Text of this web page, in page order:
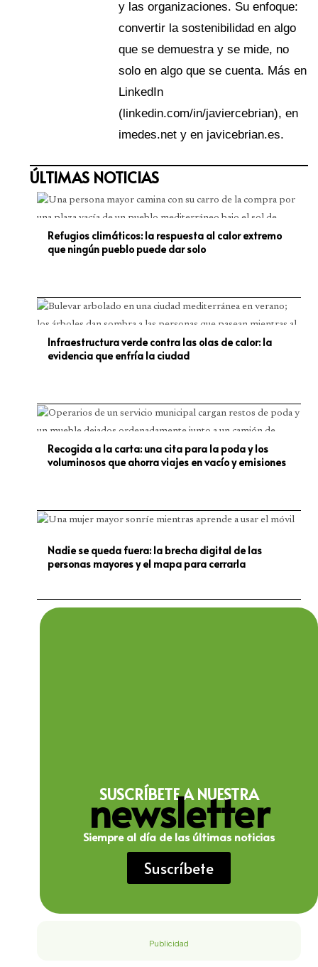
y las organizaciones. Su enfoque:
convertir la sostenibilidad en algo
que se demuestra y se mide, no
solo en algo que se cuenta. Más en
LinkedIn
(linkedin.com/in/javiercebrian), en
imedes.net y en javicebrian.es.
ÚLTIMAS NOTICIAS
Refugios climáticos: la respuesta al calor extremo
que ningún pueblo puede dar solo
Infraestructura verde contra las olas de calor: la
evidencia que enfría la ciudad
Recogida a la carta: una cita para la poda y los
voluminosos que ahorra viajes en vacío y emisiones
Nadie se queda fuera: la brecha digital de las
personas mayores y el mapa para cerrarla
SUSCRÍBETE A NUESTRA
newsletter
Siempre al día de las últimas noticias
Suscríbete
Publicidad